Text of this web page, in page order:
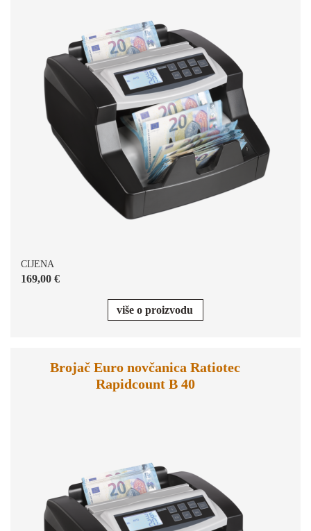
CIJENA
169,00 €
više o proizvodu
Brojač Euro novčanica Ratiotec
Rapidcount B 40